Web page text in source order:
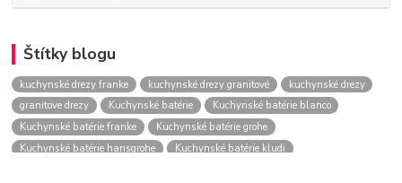
Štítky blogu
kuchynské drezy franke kuchynské drezy granitové
kuchynské drezy
granitove drezy
Kuchynské batérie
Kuchynské batérie blanco
Kuchynské batérie franke
Kuchynské batérie grohe
Kuchynské batérie hansgrohe
Kuchynské batérie kludi